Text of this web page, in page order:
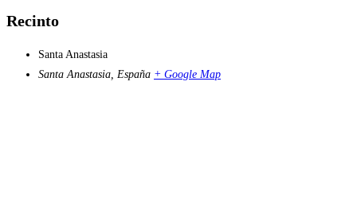
Recinto
Santa Anastasia
Santa Anastasia, España + Google Map